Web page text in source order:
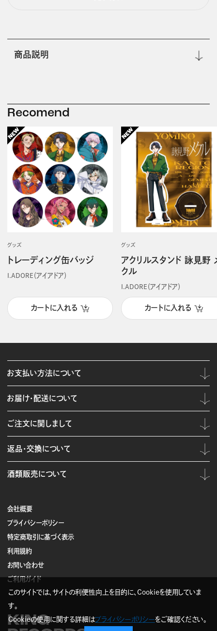
商品説明
Recomend
グッズ
トレーディング缶バッジ
I.ADORE（アイアドア）
カートに入れる
グッズ
アクリルスタンド 詠見野
クル
I.ADORE（アイアドア）
カートに入れる
会社概要
プライバシーポリシー
特定商取引に基づく表示
利用規約
お問い合わせ
ご利用ガイド
KING
お支払い方法について
お届け・配送について
ご注文に関しまして
返品・交換について
酒類販売について
このサイトでは、サイトの利便性向上を目的に、Cookieを使用していま
す。
Cookieの使用に関する詳細はプライバシーポリシーをご確認ください。